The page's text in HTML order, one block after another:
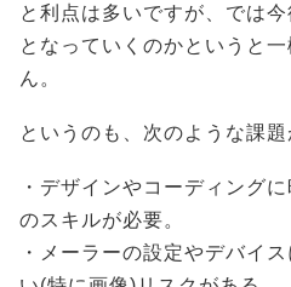
と利点は多いですが、では
となっていくのかというと
ん。
というのも、次のような課題
・デザインやコーディング
のスキルが必要。
・メーラーの設定やデバイ